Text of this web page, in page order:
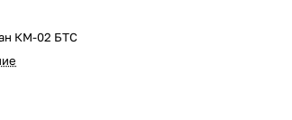
КМ-02 БТС